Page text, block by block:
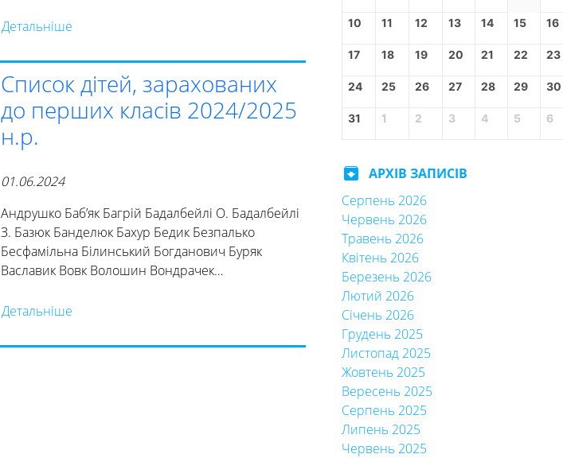
Детальніше
Список дітей, зарахованих
до перших класів 2024/2025
н.р.
01.06.2024
Андрушко Баб’як Багрій Бадалбейлі О. Бадалбейлі
З. Базюк Банделюк Бахур Бедик Безпалько
Бесфамільна Білинський Богданович Буряк
Ваславик Вовк Волошин Вондрачек…
Детальніше
10 11 12 13 14 15 16
17 18 19 20 21 22 23
24 25 26 27 28 29 30
31 1 2 3 4 5 6
archive АРХІВ ЗАПИСІВ
Серпень 2026
Червень 2026
Травень 2026
Квітень 2026
Березень 2026
Лютий 2026
Січень 2026
Грудень 2025
Листопад 2025
Жовтень 2025
Вересень 2025
Серпень 2025
Липень 2025
Червень 2025